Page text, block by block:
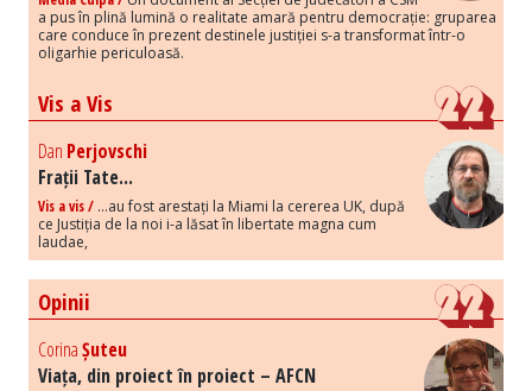
a pus în plină lumină o realitate amară pentru democrație: gruparea
care conduce în prezent destinele justiției s-a transformat într-o
oligarhie periculoasă.
Vis a Vis
Dan Perjovschi
Frații Tate...
Vis a vis / ...au fost arestați la Miami la cererea UK, după
ce Justiția de la noi i-a lăsat în libertate magna cum
laudae,
Opinii
CorinaȘuteu
Viața, din proiect în proiect – AFCN